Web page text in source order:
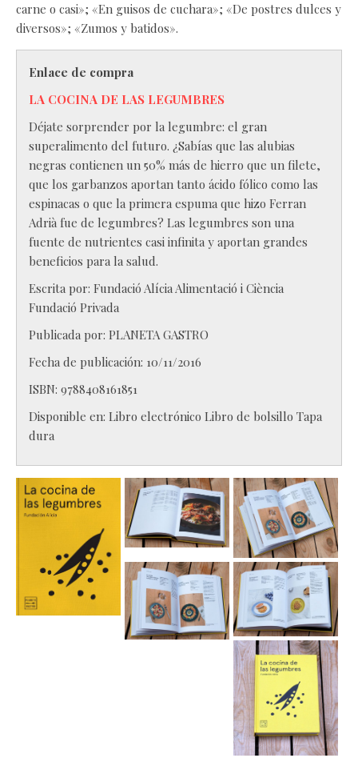
carne o casi»; «En guisos de cuchara»; «De postres dulces y
diversos»; «Zumos y batidos».
Enlace de compra
LA COCINA DE LAS LEGUMBRES
Déjate sorprender por la legumbre: el gran
superalimento del futuro. ¿Sabías que las alubias
negras contienen un 50% más de hierro que un filete,
que los garbanzos aportan tanto ácido fólico como las
espinacas o que la primera espuma que hizo Ferran
Adrià fue de legumbres? Las legumbres son una
fuente de nutrientes casi infinita y aportan grandes
beneficios para la salud.
Escrita por: Fundació Alícia Alimentació i Ciència
Fundació Privada
Publicada por: PLANETA GASTRO
Fecha de publicación: 10/11/2016
ISBN: 9788408161851
Disponible en: Libro electrónico Libro de bolsillo Tapa
dura